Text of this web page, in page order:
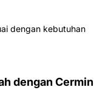
dengan kebutuhan
dengan Cermin